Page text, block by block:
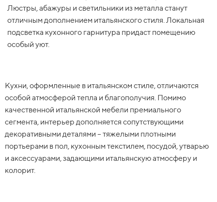
Люстры, абажуры и светильники из металла станут
отличным дополнением итальянского стиля. Локальная
подсветка кухонного гарнитура придаст помещению
особый уют.
Кухни, оформленные в итальянском стиле, отличаются
особой атмосферой тепла и благополучия. Помимо
качественной итальянской мебели премиального
сегмента, интерьер дополняется сопутствующими
декоративными деталями – тяжелыми плотными
портьерами в пол, кухонным текстилем, посудой, утварью
и аксессуарами, задающими итальянскую атмосферу и
колорит.